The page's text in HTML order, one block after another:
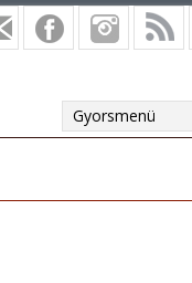
Gyorsmenü